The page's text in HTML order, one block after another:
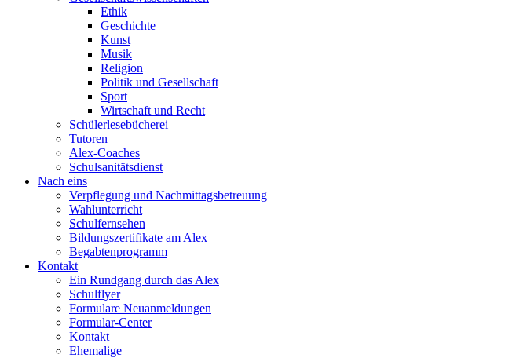
Ethik
Geschichte
Kunst
Musik
Religion
Politik und Gesellschaft
Sport
Wirtschaft und Recht
Schülerlesebücherei
Tutoren
Alex-Coaches
Schulsanitätsdienst
Nach eins
Verpflegung und Nachmittagsbetreuung
Wahlunterricht
Schulfernsehen
Bildungszertifikate am Alex
Begabtenprogramm
Kontakt
Ein Rundgang durch das Alex
Schulflyer
Formulare Neuanmeldungen
Formular-Center
Kontakt
Ehemalige